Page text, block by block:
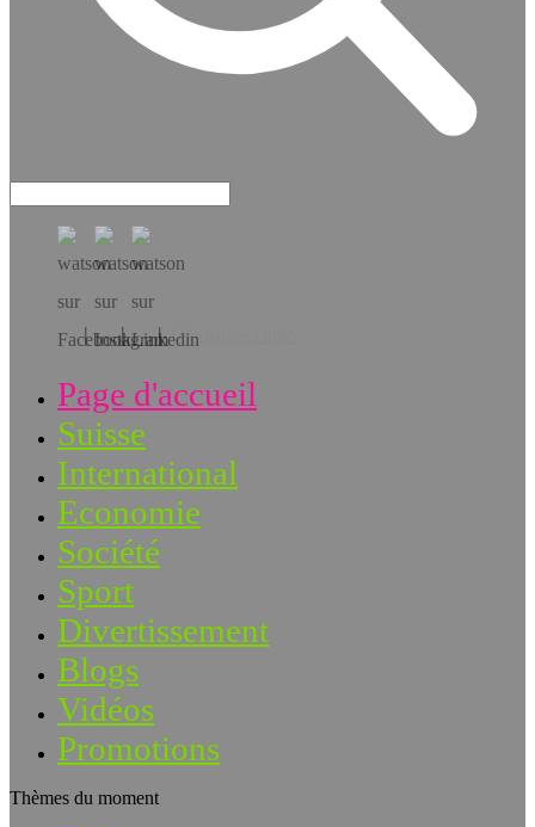
Téléchargez l’app!
Page d'accueil
Suisse
International
Economie
Société
Sport
Divertissement
Blogs
Vidéos
Promotions
Thèmes du moment